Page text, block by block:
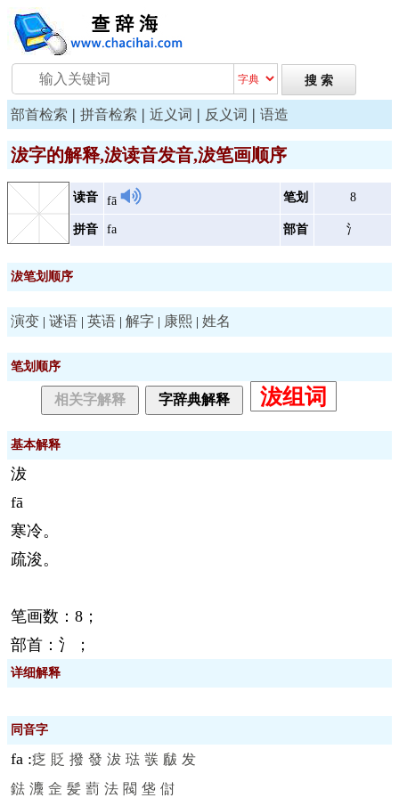
部首检索 | 拼音检索 | 近义词 | 反义词 | 语造
沷字的解释,沷读音发音,沷笔画顺序
读音 fā 笔划 8
拼音 fa 部首 氵
沷笔划顺序
演变 | 谜语 | 英语 | 解字 | 康熙 | 姓名
笔划顺序
相关字解释 字辞典解释 沷组词
基本解释
沷
fā
寒冷。
疏浚。
笔画数：8；
部首：氵；
详细解释
同音字
fa :疺 貶 撥 發 沷 琺 彂 瞂 发
鍅 灋 佱 髪 藅 法 閥 垡 傠